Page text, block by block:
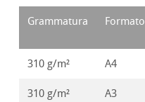
Grammatura Formato
310 g/m² A4
310 g/m² A3